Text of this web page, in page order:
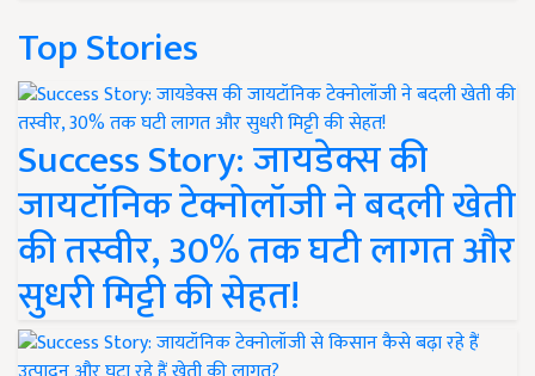
Top Stories
Success Story: जायडेक्स की
जायटॉनिक टेक्नोलॉजी ने बदली खेती
की तस्वीर, 30% तक घटी लागत और
सुधरी मिट्टी की सेहत!